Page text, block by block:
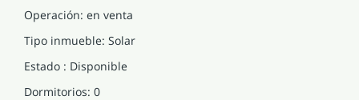
Operación: en venta
Tipo inmueble: Solar
Estado : Disponible
Dormitorios: 0